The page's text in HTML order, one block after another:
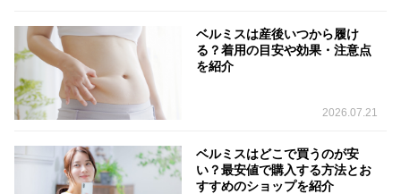
ベルミスは産後いつから履け
る？着用の目安や効果・注意点
を紹介
2026.07.21
ベルミスはどこで買うのが安
い？最安値で購入する方法とお
すすめのショップを紹介